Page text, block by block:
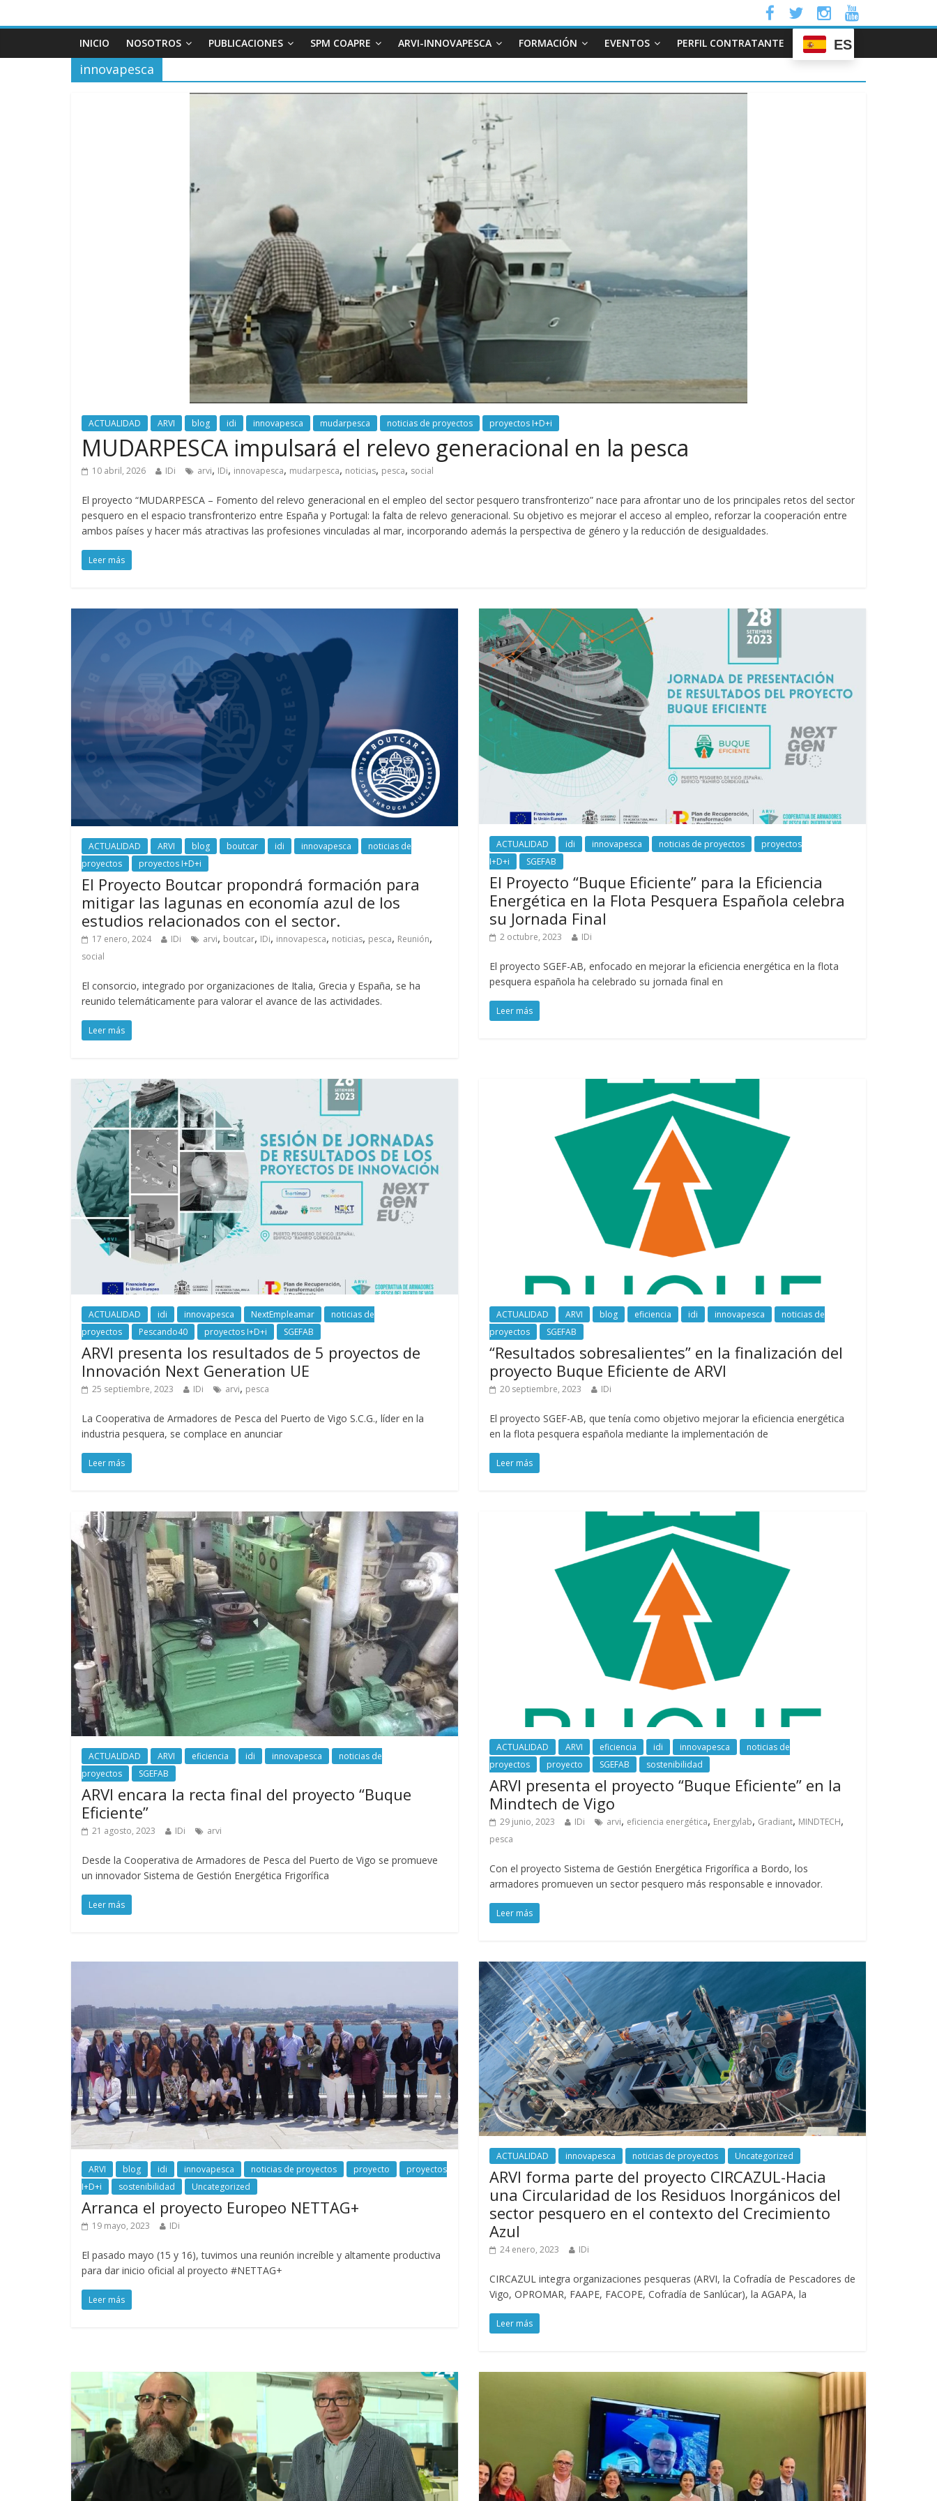
INICIO NOSOTROS PUBLICACIONES SPM COAPRE ARVI-INNOVAPESCA FORMACIÓN EVENTOS PERFIL CONTRATANTE ES
innovapesca
ACTUALIDAD ARVI blog idi innovapesca mudarpesca noticias de proyectos proyectos I+D+i
MUDARPESCA impulsará el relevo generacional en la pesca
10 abril, 2026 IDi arvi, IDi, innovapesca, mudarpesca, noticias, pesca, social
El proyecto “MUDARPESCA – Fomento del relevo generacional en el empleo del sector pesquero transfronterizo” nace para afrontar uno de los principales retos del sector
pesquero en el espacio transfronterizo entre España y Portugal: la falta de relevo generacional. Su objetivo es mejorar el acceso al empleo, reforzar la cooperación entre
ambos países y hacer más atractivas las profesiones vinculadas al mar, incorporando además la perspectiva de género y la reducción de desigualdades.
Leer más
ACTUALIDAD ARVI blog boutcar idi innovapesca
noticias de
proyectos
proyectos I+D+i
El Proyecto Boutcar propondrá formación para
mitigar las lagunas en economía azul de los
estudios relacionados con el sector.
17 enero, 2024 IDi arvi, boutcar, IDi, innovapesca, noticias, pesca, Reunión,
social
El consorcio, integrado por organizaciones de Italia, Grecia y España, se ha
reunido telemáticamente para valorar el avance de las actividades.
Leer más
ACTUALIDAD idi innovapesca noticias de proyectos
proyectos
I+D+i
SGEFAB
El Proyecto “Buque Eficiente” para la Eficiencia
Energética en la Flota Pesquera Española celebra
su Jornada Final
2 octubre, 2023 IDi
El proyecto SGEF-AB, enfocado en mejorar la eficiencia energética en la flota
pesquera española ha celebrado su jornada final en
Leer más
ACTUALIDAD idi innovapesca NextEmpleamar
noticias de
proyectos
Pescando40 proyectos I+D+i SGEFAB
ARVI presenta los resultados de 5 proyectos de
Innovación Next Generation UE
25 septiembre, 2023 IDi arvi, pesca
La Cooperativa de Armadores de Pesca del Puerto de Vigo S.C.G., líder en la
industria pesquera, se complace en anunciar
Leer más
ACTUALIDAD ARVI blog eficiencia idi innovapesca
noticias de
proyectos
SGEFAB
“Resultados sobresalientes” en la finalización del
proyecto Buque Eficiente de ARVI
20 septiembre, 2023 IDi
El proyecto SGEF-AB, que tenía como objetivo mejorar la eficiencia energética
en la flota pesquera española mediante la implementación de
Leer más
ACTUALIDAD ARVI eficiencia idi innovapesca
noticias de
proyectos
SGEFAB
ARVI encara la recta final del proyecto “Buque
Eficiente”
21 agosto, 2023 IDi arvi
Desde la Cooperativa de Armadores de Pesca del Puerto de Vigo se promueve
un innovador Sistema de Gestión Energética Frigorífica
Leer más
ACTUALIDAD ARVI eficiencia idi innovapesca
noticias de
proyectos
proyecto SGEFAB sostenibilidad
ARVI presenta el proyecto “Buque Eficiente” en la
Mindtech de Vigo
29 junio, 2023 IDi arvi, eficiencia energética, Energylab, Gradiant, MINDTECH,
pesca
Con el proyecto Sistema de Gestión Energética Frigorífica a Bordo, los
armadores promueven un sector pesquero más responsable e innovador.
Leer más
ARVI blog idi innovapesca noticias de proyectos proyecto
proyectos
I+D+i
sostenibilidad Uncategorized
Arranca el proyecto Europeo NETTAG+
19 mayo, 2023 IDi
El pasado mayo (15 y 16), tuvimos una reunión increíble y altamente productiva
para dar inicio oficial al proyecto #NETTAG+
Leer más
ACTUALIDAD innovapesca noticias de proyectos Uncategorized
ARVI forma parte del proyecto CIRCAZUL-Hacia
una Circularidad de los Residuos Inorgánicos del
sector pesquero en el contexto del Crecimiento
Azul
24 enero, 2023 IDi
CIRCAZUL integra organizaciones pesqueras (ARVI, la Cofradía de Pescadores de
Vigo, OPROMAR, FAAPE, FACOPE, Cofradía de Sanlúcar), la AGAPA, la
Leer más